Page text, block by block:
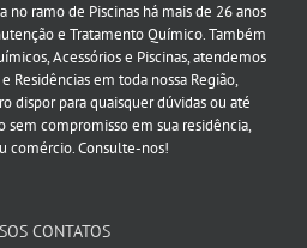
no ramo de Piscinas há mais de 26 anos
e Tratamento Químico. Também
Acessórios e Piscinas, atendemos
Residências em toda nossa Região,
dispor para quaisquer dúvidas ou até
sem compromisso em sua residência,
comércio. Consulte-nos!
CONTATOS